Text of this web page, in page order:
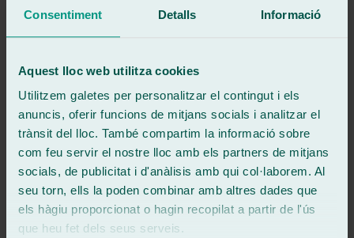
Consentiment Detalls Informació
Aquest lloc web utilitza cookies
Utilitzem galetes per personalitzar el contingut i els
anuncis, oferir funcions de mitjans socials i analitzar el
trànsit del lloc. També compartim la informació sobre
com feu servir el nostre lloc amb els partners de mitjans
socials, de publicitat i d'anàlisis amb qui col·laborem. Al
seu torn, ells la poden combinar amb altres dades que
els hàgiu proporcionat o hagin recopilat a partir de l'ús
que heu fet dels seus serveis.
sally simon domínguez
Veure ressenya
Millones de gracias, Ralarsa Alhaurin de la torre... Por un servicio
impecable, rápido y súper profesional. Gracias a Jesús por todo
Ly
l y f
Ressenya de
Google
Veure ressenya